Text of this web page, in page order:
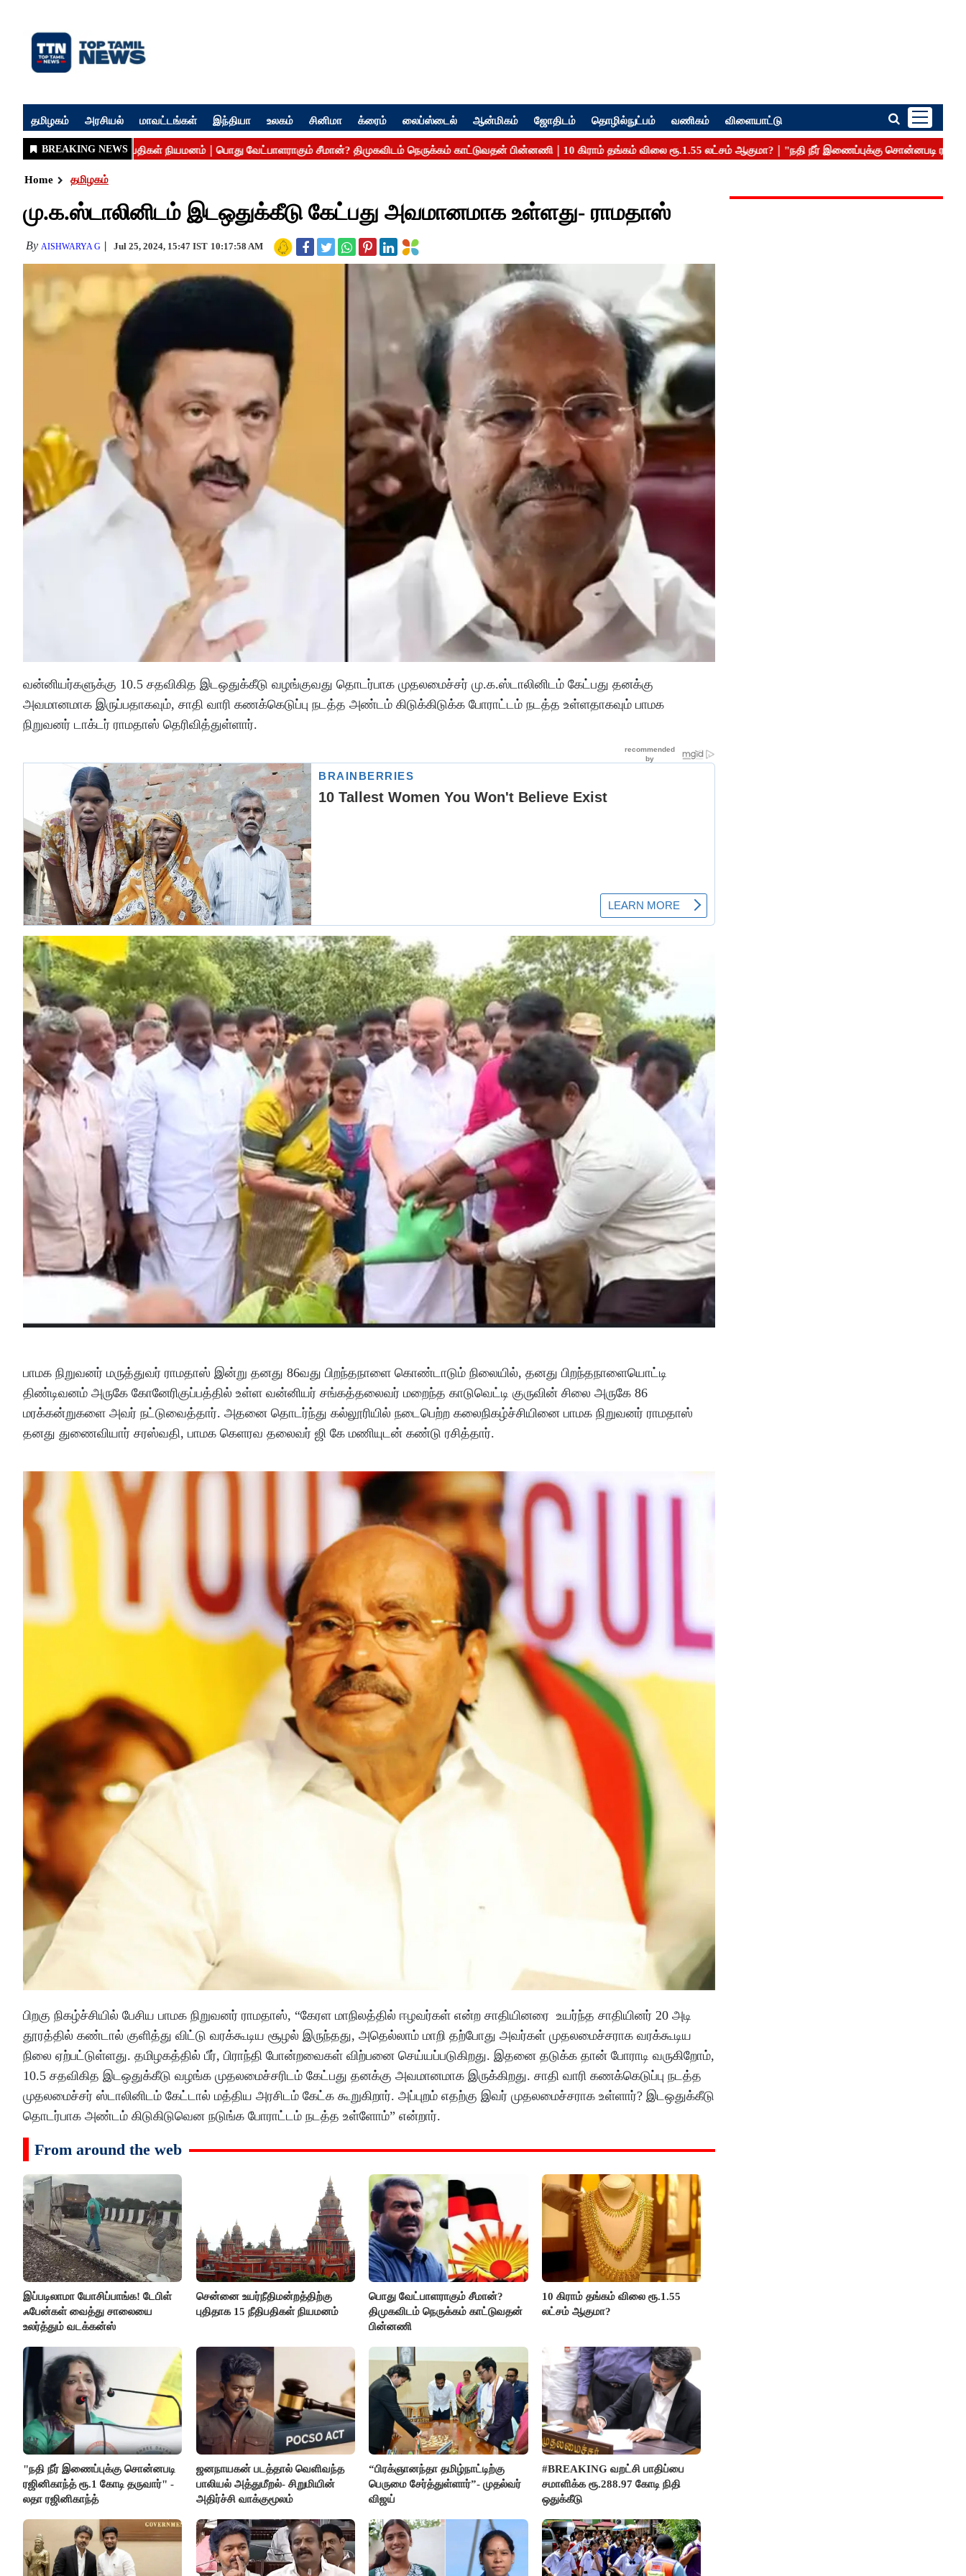
தமிழகம் அரசியல் மாவட்டங்கள் இந்தியா உலகம் சினிமா க்ரைம் லைப்ஸ்டைல் ஆன்மிகம் ஜோதிடம் தொழில்நுட்பம் வணிகம் விளையாட்டு
Home தமிழகம்
மு.க.ஸ்டாலினிடம் இடஒதுக்கீடு கேட்பது அவமானமாக உள்ளது- ராமதாஸ்
By AISHWARYA G Jul 25, 2024, 15:47 IST 10:17:58 AM
வன்னியர்களுக்கு 10.5 சதவிகித இடஒதுக்கீடு வழங்குவது தொடர்பாக முதலமைச்சர் மு.க.ஸ்டாலினிடம் கேட்பது தனக்கு
அவமானமாக இருப்பதாகவும், சாதி வாரி கணக்கெடுப்பு நடத்த அண்டம் கிடுக்கிடுக்க போராட்டம் நடத்த உள்ளதாகவும் பாமக
நிறுவனர் டாக்டர் ராமதாஸ் தெரிவித்துள்ளார்.
பாமக நிறுவனர் மருத்துவர் ராமதாஸ் இன்று தனது 86வது பிறந்தநாளை கொண்டாடும் நிலையில், தனது பிறந்தநாளையொட்டி
திண்டிவனம் அருகே கோனேரிகுப்பத்தில் உள்ள வன்னியர் சங்கத்தலைவர் மறைந்த காடுவெட்டி குருவின் சிலை அருகே 86
மரக்கன்றுகளை அவர் நட்டுவைத்தார். அதனை தொடர்ந்து கல்லூரியில் நடைபெற்ற கலைநிகழ்ச்சியினை பாமக நிறுவனர் ராமதாஸ்
தனது துணைவியார் சரஸ்வதி, பாமக கெளரவ தலைவர் ஜி கே மணியுடன் கண்டு ரசித்தார்.
பிறகு நிகழ்ச்சியில் பேசிய பாமக நிறுவனர் ராமதாஸ், “கேரள மாநிலத்தில் ஈழவர்கள் என்ற சாதியினரை உயர்ந்த சாதியினர் 20 அடி
தூரத்தில் கண்டால் குளித்து விட்டு வரக்கூடிய சூழல் இருந்தது, அதெல்லாம் மாறி தற்போது அவர்கள் முதலமைச்சராக வரக்கூடிய
நிலை ஏற்பட்டுள்ளது. தமிழகத்தில் பீர், பிராந்தி போன்றவைகள் விற்பனை செய்யப்படுகிறது. இதனை தடுக்க தான் போராடி வருகிறோம்,
10.5 சதவிகித இடஒதுக்கீடு வழங்க முதலமைச்சரிடம் கேட்பது தனக்கு அவமானமாக இருக்கிறது. சாதி வாரி கணக்கெடுப்பு நடத்த
முதலமைச்சர் ஸ்டாலினிடம் கேட்டால் மத்திய அரசிடம் கேட்க கூறுகிறார். அப்புறம் எதற்கு இவர் முதலமைச்சராக உள்ளார்? இடஒதுக்கீடு
தொடர்பாக அண்டம் கிடுகிடுவென நடுங்க போராட்டம் நடத்த உள்ளோம்” என்றார்.
From around the web
இப்படிலாமா யோசிப்பாங்க! டேபிள்
ஃபேன்கள் வைத்து சாலையை
உலர்த்தும் வடக்கன்ஸ்
சென்னை உயர்நீதிமன்றத்திற்கு
புதிதாக 15 நீதிபதிகள் நியமனம்
பொது வேட்பாளராகும் சீமான்?
திமுகவிடம் நெருக்கம் காட்டுவதன்
பின்னணி
10 கிராம் தங்கம் விலை ரூ.1.55
லட்சம் ஆகுமா?
"நதி நீர் இணைப்புக்கு சொன்னபடி
ரஜினிகாந்த் ரூ.1 கோடி தருவார்" -
லதா ரஜினிகாந்த்
ஜனநாயகன் படத்தால் வெளிவந்த
பாலியல் அத்துமீறல்- சிறுமியின்
அதிர்ச்சி வாக்குமூலம்
“பிரக்ஞானந்தா தமிழ்நாட்டிற்கு
பெருமை சேர்த்துள்ளார்”- முதல்வர்
விஜய்
#BREAKING வறட்சி பாதிப்பை
சமாளிக்க ரூ.288.97 கோடி நிதி
ஒதுக்கீடு